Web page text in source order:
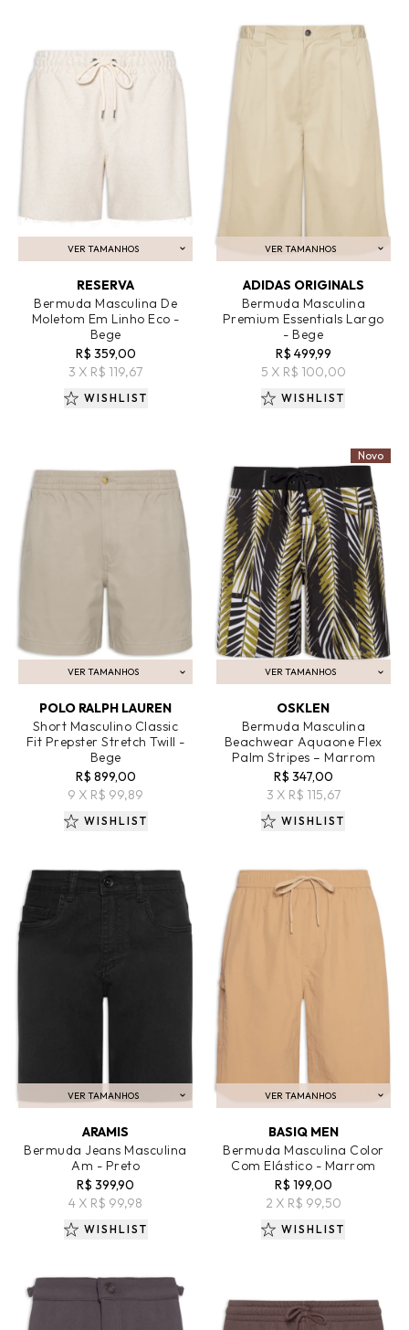
VER TAMANHOS
ADICIONAR AO CARRINHO
RESERVA
Bermuda Masculina De
Moletom Em Linho Eco -
Bege
R$ 359,00
3 X R$ 119,67
WISHLIST
VER TAMANHOS
ADICIONAR AO CARRINHO
ADIDAS ORIGINALS
Bermuda Masculina
Premium Essentials Largo
- Bege
R$ 499,99
5 X R$ 100,00
WISHLIST
VER TAMANHOS
ADICIONAR AO CARRINHO
POLO RALPH LAUREN
Short Masculino Classic
Fit Prepster Stretch Twill -
Bege
R$ 899,00
9 X R$ 99,89
WISHLIST
VER TAMANHOS
ADICIONAR AO CARRINHO
OSKLEN
Bermuda Masculina
Beachwear Aquaone Flex
Palm Stripes – Marrom
R$ 347,00
3 X R$ 115,67
Novo
WISHLIST
VER TAMANHOS
ADICIONAR AO CARRINHO
ARAMIS
Bermuda Jeans Masculina
Am - Preto
R$ 399,90
4 X R$ 99,98
WISHLIST
VER TAMANHOS
ADICIONAR AO CARRINHO
BASIQ MEN
Bermuda Masculina Color
Com Elástico - Marrom
R$ 199,00
2 X R$ 99,50
WISHLIST